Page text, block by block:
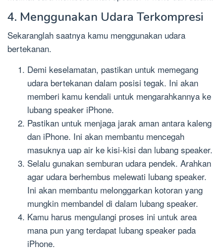
4. Menggunakan Udara Terkompresi
Sekaranglah saatnya kamu menggunakan udara
bertekanan.
Demi keselamatan, pastikan untuk memegang
udara bertekanan dalam posisi tegak. Ini akan
memberi kamu kendali untuk mengarahkannya ke
lubang speaker iPhone.
Pastikan untuk menjaga jarak aman antara kaleng
dan iPhone. Ini akan membantu mencegah
masuknya uap air ke kisi-kisi dan lubang speaker.
Selalu gunakan semburan udara pendek. Arahkan
agar udara berhembus melewati lubang speaker.
Ini akan membantu melonggarkan kotoran yang
mungkin membandel di dalam lubang speaker.
Kamu harus mengulangi proses ini untuk area
mana pun yang terdapat lubang speaker pada
iPhone.